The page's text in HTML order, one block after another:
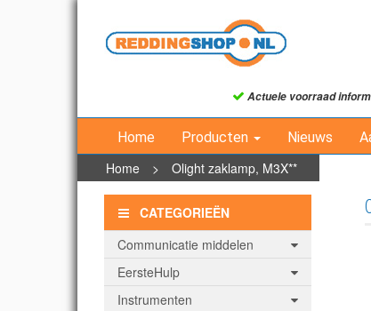
Actuele voorraad
Home Producten Nieuws
Home > Olight zaklamp, M3X**
CATEGORIEËN
Communicatie middelen
EersteHulp
Instrumenten